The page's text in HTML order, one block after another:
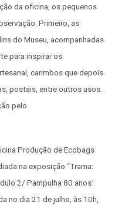
da oficina, os pequenos
Primeiro, as
do Museu, acompanhadas
para inspirar os
carimbos que depois
postais, entre outros usos.
pelo
Produção de Ecobags
na exposição “Trama:
2/ Pampulha 80 anos:
no dia 21 de julho, às 10h,